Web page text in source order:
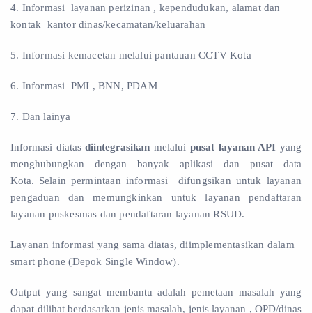
4. Informasi layanan perizinan , kependudukan, alamat dan
kontak kantor dinas/kecamatan/keluarahan
5. Informasi kemacetan melalui pantauan CCTV Kota
6. Informasi PMI , BNN, PDAM
7. Dan lainya
Informasi diatasdiintegrasikan melalui pusat layanan API yang
menghubungkan dengan banyak aplikasi dan pusat data
Kota. Selain permintaan informasi difungsikan untuk layanan
pengaduan dan memungkinkan untuk layanan pendaftaran
layanan puskesmas dan pendaftaran layanan RSUD.
Layanan informasi yang sama diatas, diimplementasikan dalam
smart phone (Depok Single Window).
Output yang sangat membantu adalah pemetaan masalah yang
dapat dilihat berdasarkan jenis masalah, jenis layanan , OPD/dinas